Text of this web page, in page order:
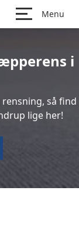
Menu
i
så find
lige her!